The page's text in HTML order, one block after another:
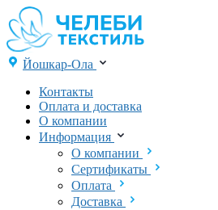
Йошкар-Ола
Контакты
Оплата и доставка
О компании
Информация
О компании
Сертификаты
Оплата
Доставка